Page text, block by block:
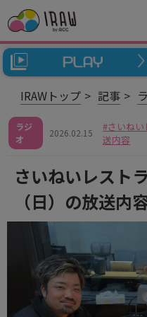
IRAWトップ 記事
ラジ
オ
2026.02.15
さいね
送内容
さいねいレスト
（日）の放送内